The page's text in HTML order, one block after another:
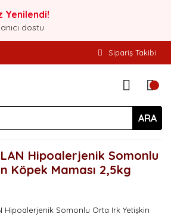
Yenilendi!
dostu
Sipariş Takibi
ARA
Hipoalerjenik Somonlu
Köpek Maması 2,5kg